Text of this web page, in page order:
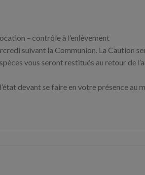
– contrôle à l’enlèvement
suivant la Communion. La Caution
vous seront restitués au retour de
devant se faire en votre présence